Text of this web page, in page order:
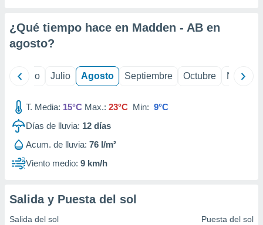
e
mediante
publicidad
publicidad
de
1199
¿Qué tiempo hace en Madden - AB en
agosto?
Junio Julio Agosto Septiembre Octubre
T. Media: 15°C Max.: 23°C Min: 9°C
Días de lluvia: 12 días
Acum. de lluvia: 76 l/m²
Viento medio: 9 km/h
Salida y Puesta del sol
Salida del sol Puesta del sol